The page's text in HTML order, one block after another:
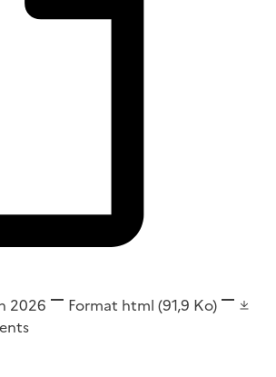
2026 Format html (91,9 Ko)